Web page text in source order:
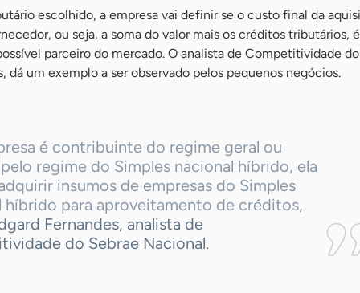
escolhido, a empresa vai definir se o custo final da
ou seja, a soma do valor mais os créditos tributários,
parceiro do mercado. O analista de Competitividade
dá um exemplo a ser observado pelos pequenos negócios.
é contribuinte do regime geral ou
regime do Simples nacional híbrido, ela
insumos de empresas do Simples
híbrido para aproveitamento de créditos,
Fernandes, analista de
do Sebrae Nacional.